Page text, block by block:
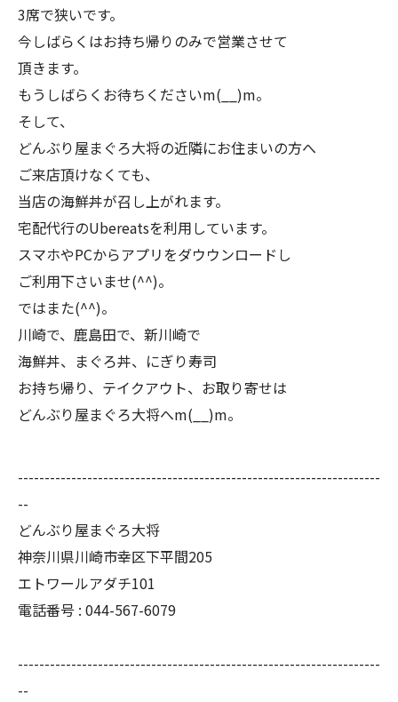
3席で狭いです。
今しばらくはお持ち帰りのみで営業させて
頂きます。
もうしばらくお待ちくださいm(__)m。
そして、
どんぶり屋まぐろ大将の近隣にお住まいの方へ
ご来店頂けなくても、
当店の海鮮丼が召し上がれます。
宅配代行のUbereatsを利用しています。
スマホやPCからアプリをダウウンロードし
ご利用下さいませ(^^)。
ではまた(^^)。
川崎で、鹿島田で、新川崎で
海鮮丼、まぐろ丼、にぎり寿司
お持ち帰り、テイクアウト、お取り寄せは
どんぶり屋まぐろ大将へm(__)m。
--------------------------------------------------------------------
--
どんぶり屋まぐろ大将
神奈川県川崎市幸区下平間205
エトワールアダチ101
電話番号 : 044-567-6079
--------------------------------------------------------------------
--